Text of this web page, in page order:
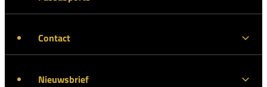
Contact
Nieuwsbrief